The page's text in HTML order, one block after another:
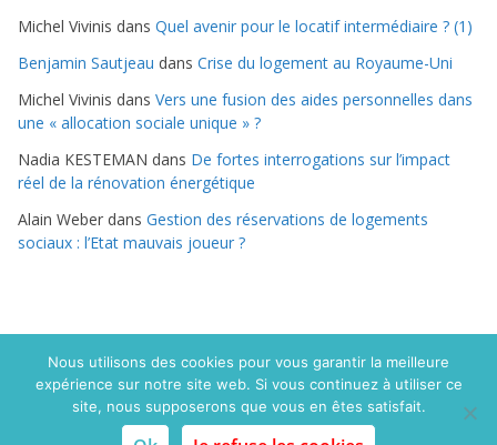
o
r
i
e
Michel Vivinis dans Quel avenir pour le locatif intermédiaire ? (1)
Benjamin Sautjeau dans Crise du logement au Royaume-Uni
Michel Vivinis dans Vers une fusion des aides personnelles dans
une « allocation sociale unique » ?
Nadia KESTEMAN dans De fortes interrogations sur l’impact
réel de la rénovation énergétique
Alain Weber dans Gestion des réservations de logements
sociaux : l’Etat mauvais joueur ?
Copyright © 2015 Politique du logement.com. Tous droits
réservés
Nous utilisons des cookies pour vous garantir la meilleure
expérience sur notre site web. Si vous continuez à utiliser ce
site, nous supposerons que vous en êtes satisfait.